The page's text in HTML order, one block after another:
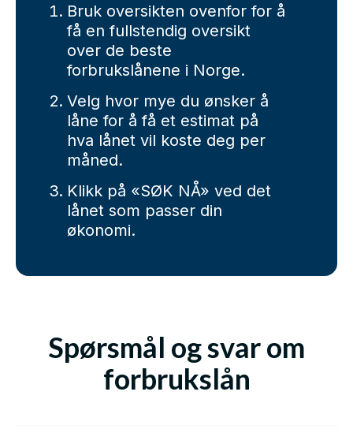
Bruk oversikten ovenfor for å
få en fullstendig oversikt
over de beste
forbrukslånene i Norge.
Velg hvor mye du ønsker å
låne for å få et estimat på
hva lånet vil koste deg per
måned.
Klikk på «SØK NÅ» ved det
lånet som passer din
økonomi.
Spørsmål og svar om
forbrukslån